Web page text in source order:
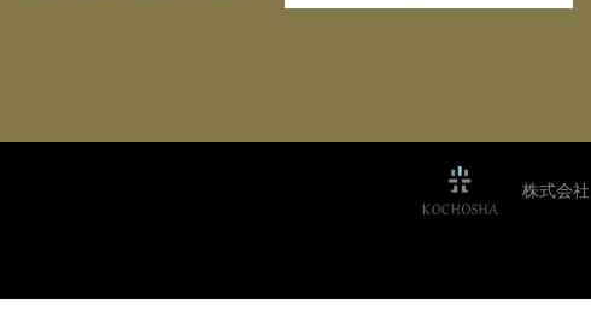
株式会